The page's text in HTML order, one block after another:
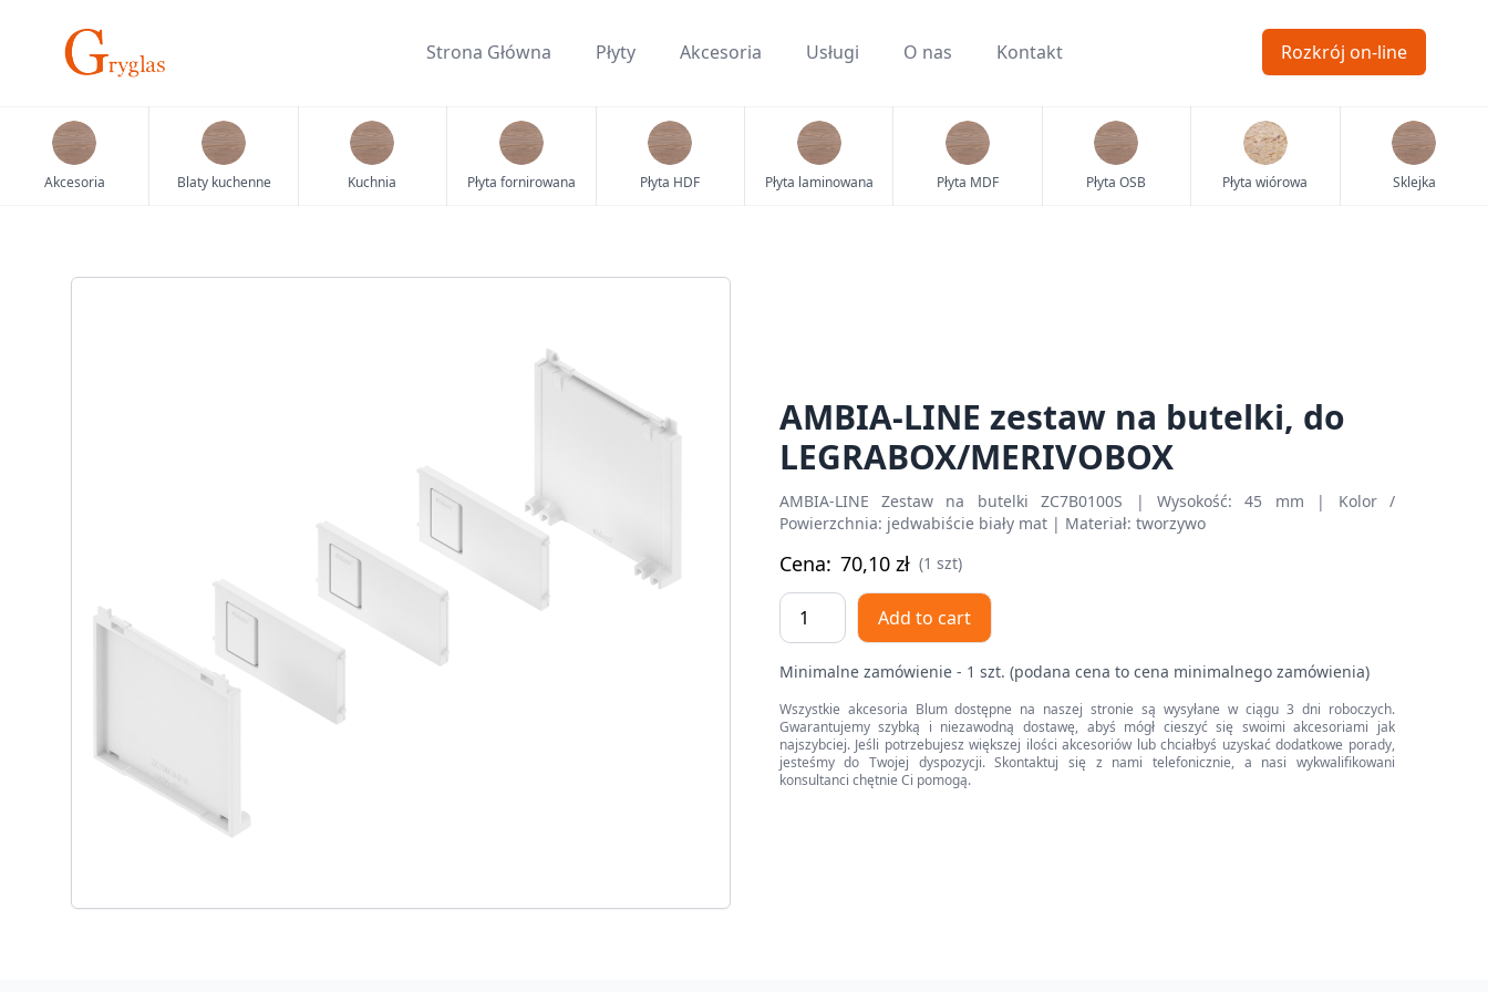
Strona Główna Płyty Akcesoria Usługi O nas Kontakt Rozkrój on-line
Akcesoria Blaty kuchenne Kuchnia Płyta fornirowana Płyta HDF Płyta laminowana Płyta MDF Płyta OSB Płyta wiórowa Sklejka
AMBIA-LINE zestaw na butelki, do
LEGRABOX/MERIVOBOX
AMBIA-LINE Zestaw na butelki ZC7B0100S | Wysokość: 45 mm | Kolor /
Powierzchnia: jedwabiście biały mat | Materiał: tworzywo
Cena: 70,10 zł (1 szt)
AMBIA-
LINE
na
butelki,
do
LEGRABOX/MERIVOBOX
quantity
Add to cart
Minimalne zamówienie - 1 szt. (podana cena to cena minimalnego zamówienia)
Wszystkie akcesoria Blum dostępne na naszej stronie są wysyłane w ciągu 3 dni roboczych.
Gwarantujemy szybką i niezawodną dostawę, abyś mógł cieszyć się swoimi akcesoriami jak
najszybciej. Jeśli potrzebujesz większej ilości akcesoriów lub chciałbyś uzyskać dodatkowe porady,
jesteśmy do Twojej dyspozycji. Skontaktuj się z nami telefonicznie, a nasi wykwalifikowani
konsultanci chętnie Ci pomogą.